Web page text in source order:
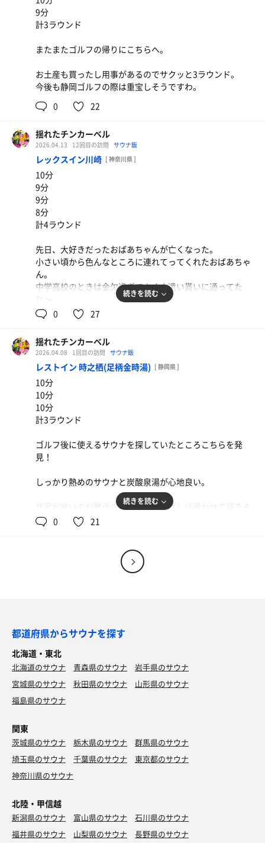
戸みら伊ラーメン
スープが熱々で後引く旨さ。ランチタイムはゆで卵が
サービス！
9分
計3ラウンド
またまたゴルフの帰りにこちらへ。
お土産も買ったし用事があるのでサクッと3ラウンド。
今後も静岡ゴルフの際は重宝しそうですわ。
0
22
揺れたチンカーベル
2026.04.13 12回目の訪問 サウナ飯
レックスイン川崎 [ 神奈川県 ]
10分
9分
9分
8分
計4ラウンド
先日、大好きだったおばあちゃんが亡くなった。
小さい頃から色んなところに連れてってくれたおばあちゃ
ん。
中学高校のときは金欠過ぎてよく小遣い貰いに通ってた
最近は痴呆気味だったけど身体は元気そうだったのに、こ
まぁもう98歳だったし涙も出なかったんだけど悲しいは悲
しいな。
おばあちゃんに優しくして貰った分、これからは他人に優
しくしてあげるよ。
だから産まれ変わったらまたおばあちゃんの孫にしてくれ
よな。
続きを読む
0 27
揺れたチンカーベル
2026.04.08 1回目の訪問 サウナ飯
レストイン 時之栖(足柄金時湯) [ 静岡県 ]
10分
10分
10分
計3ラウンド
ゴルフ後に使えるサウナを探していたところこちらを発
見！
しっかり熱めのサウナと炭酸泉湯が心地良い。
サ室が狭いのが難点だがこれからしばしば通わせて頂きま
す！
タコの唐揚げ
他のメニューもおいしいよ
続きを読む
0 21
都道府県からサウナを探す
北海道・東北
北海道のサウナ 青森県のサウナ
岩手県のサウナ
宮城県のサウナ
秋田県のサウナ
山形県のサウナ
福島県のサウナ
関東
茨城県のサウナ 栃木県のサウナ
群馬県のサウナ
埼玉県のサウナ
千葉県のサウナ
東京都のサウナ
神奈川県のサウナ
北陸・甲信越
新潟県のサウナ 富山県のサウナ
石川県のサウナ
福井県のサウナ
山梨県のサウナ 長野県のサウナ